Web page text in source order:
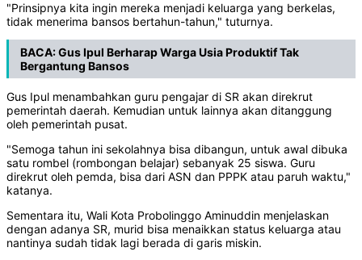
"Prinsipnya kita ingin mereka menjadi keluarga yang berkelas,
tidak menerima bansos bertahun-tahun," tuturnya.
BACA:Gus Ipul Berharap Warga Usia Produktif Tak
Bergantung Bansos
Gus Ipul menambahkan guru pengajar di SR akan direkrut
pemerintah daerah. Kemudian untuk lainnya akan ditanggung
oleh pemerintah pusat.
"Semoga tahun ini sekolahnya bisa dibangun, untuk awal dibuka
satu rombel (rombongan belajar) sebanyak 25 siswa. Guru
direkrut oleh pemda, bisa dari ASN dan PPPK atau paruh waktu,"
katanya.
Sementara itu, Wali Kota Probolinggo Aminuddin menjelaskan
dengan adanya SR, murid bisa menaikkan status keluarga atau
nantinya sudah tidak lagi berada di garis miskin.